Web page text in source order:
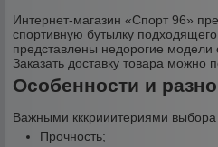
Интернет-магазин «Спорт 96»
спортивную бутылку
представлены недорогие модели
Заказать доставку товара можно
Особенности и
Важными кккрииитериями
Прочность;